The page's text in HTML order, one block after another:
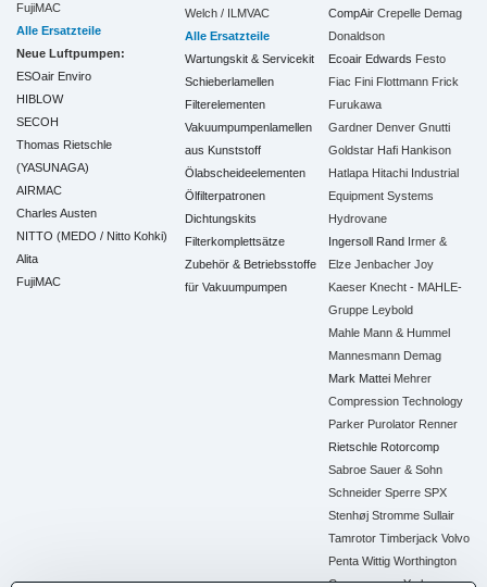
FujiMAC
Alle Ersatzteile
Neue Luftpumpen:
ESOair Enviro
HIBLOW
SECOH
Thomas Rietschle
(YASUNAGA)
AIRMAC
Charles Austen
NITTO (MEDO / Nitto Kohki)
Alita
FujiMAC
Welch / ILMVAC
Alle Ersatzteile
Wartungskit & Servicekit
Schieberlamellen
Filterelementen
Vakuumpumpenlamellen
aus Kunststoff
Ölabscheideelementen
Ölfilterpatronen
Dichtungskits
Filterkomplettsätze
Zubehör & Betriebsstoffe
für Vakuumpumpen
CompAir Crepelle Demag
Donaldson
Ecoair Edwards Festo
Fiac Fini Flottmann Frick
Furukawa
Gardner Denver Gnutti
Goldstar Hafi Hankison
Hatlapa Hitachi Industrial
Equipment Systems
Hydrovane
Ingersoll Rand Irmer &
Elze Jenbacher Joy
Kaeser Knecht - MAHLE-
Gruppe Leybold
Mahle Mann & Hummel
Mannesmann Demag
Mark Mattei Mehrer
Compression Technology
Parker Purolator Renner
Rietschle Rotorcomp
Sabroe Sauer & Sohn
Schneider Sperre SPX
Stenhøj Stromme Sullair
Tamrotor Timberjack Volvo
Penta Wittig Worthington
Creyssensac York